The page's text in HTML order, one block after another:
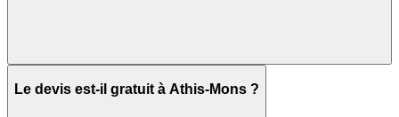
Le devis est-il gratuit à Athis-Mons ?